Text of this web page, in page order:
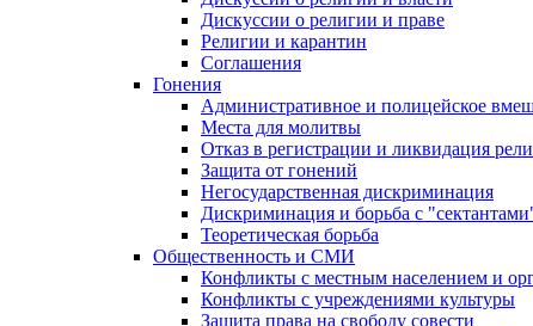
Дискуссии о религии и праве
Религии и карантин
Соглашения
Гонения
Административное и полицейское
Места для молитвы
Отказ в регистрации и ликвидация
Защита от гонений
Негосударственная дискриминация
Дискриминация и борьба с
Теоретическая борьба
Общественность и СМИ
Конфликты с местным населением и
Конфликты с учреждениями культуры
Защита права на свободу совести